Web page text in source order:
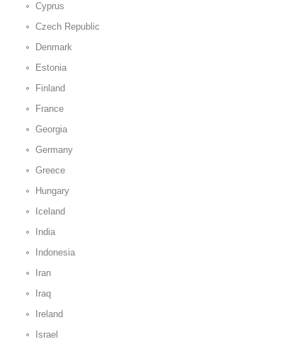
Cyprus
Czech Republic
Denmark
Estonia
Finland
France
Georgia
Germany
Greece
Hungary
Iceland
India
Indonesia
Iran
Iraq
Ireland
Israel